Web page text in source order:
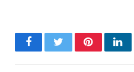
FacebookTwitterPinterest